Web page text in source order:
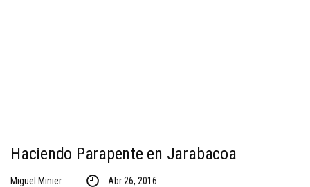
Haciendo Parapente en Jarabacoa
Miguel Minier Abr 26, 2016